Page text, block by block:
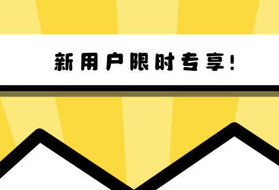
蓝灯加速器Mac版下载